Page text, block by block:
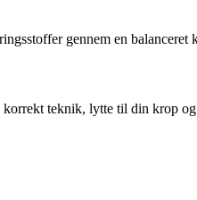
gennem en balanceret
korrekt teknik, lytte til din krop